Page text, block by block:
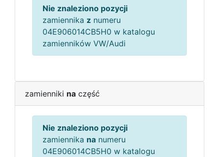
Nie znaleziono pozycji
zamiennika z numeru
04E906014CB5H0 w katalogu
zamienników VW/Audi
zamienniki na część
Nie znaleziono pozycji
zamiennika na numeru
04E906014CB5H0 w katalogu